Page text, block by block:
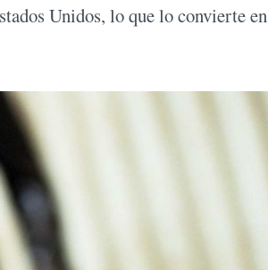
Unidos, lo que lo convierte en